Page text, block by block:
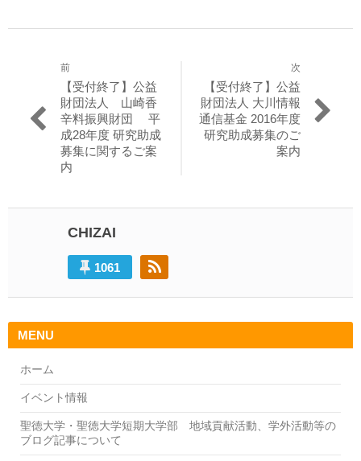
ナ
前
過
去
の
投
稿:
【受付終了】公益
財団法人 山崎香
辛料振興財団 平
成28年度 研究助成
募集に関するご案
内
次
の
投
稿:
【受付終了】公益
財団法人 大川情報
通信基金 2016年度
研究助成募集のご
案内
CHIZAI
1061
MENU
ホーム
イベント情報
聖徳大学・聖徳大学短期大学部 地域貢献活動、学外活動等の
ブログ記事について